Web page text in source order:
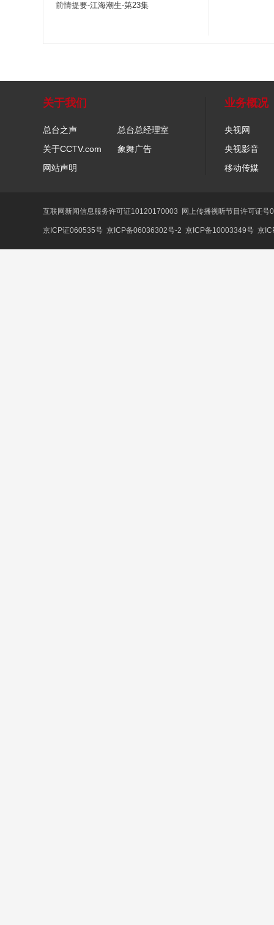
前情提要-江海潮生-第23集
关于我们
总台之声
总台总经理室
关于CCTV.com
象舞广告
网站声明
业务概况
央视网
央视影音
移动传媒
互联网新闻信息服务许可证10120170003 网上传播视听节目许可证
京ICP证060535号 京ICP备06036302号-2 京ICP备10003349号 京